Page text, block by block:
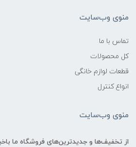
منوی وب‌سایت
تماس با ما
کل محصولات
قطعات لوازم خانگی
انواع کنترل
منوی وب‌سایت
از تخفیف‌ها و جدیدترین‌های فروشگاه ما